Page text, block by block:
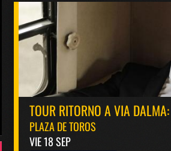
TOUR RITORNO A VIA DALMA:
PLAZA DE TOROS
VIE 18 SEP